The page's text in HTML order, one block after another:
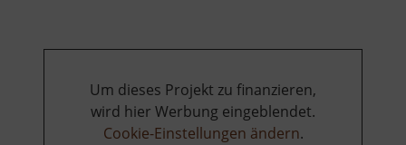
Um dieses Projekt zu finanzieren,
wird hier Werbung eingeblendet.
Cookie-Einstellungen ändern.